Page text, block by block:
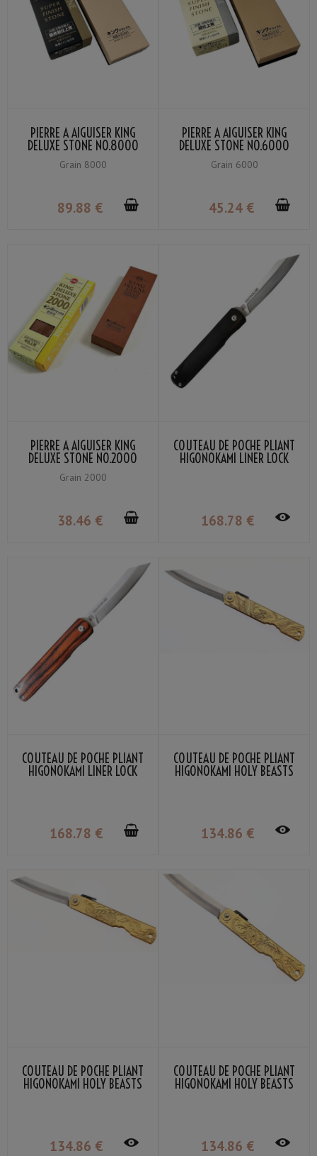
PIERRE À AIGUISER KING
DELUXE STONE NO.8000
GRAIN #8000 AVEC
SUPPORT
Grain 8000
89.88 €
PIERRE À AIGUISER KING
DELUXE STONE NO.6000
GRAIN #6000 AVEC
SUPPORT
Grain 6000
45.24 €
PIERRE À AIGUISER KING
DELUXE STONE NO.2000
GRAIN #2000
Grain 2000
38.46 €
COUTEAU DE POCHE PLIANT
HIGONOKAMI LINER LOCK
168.78 €
COUTEAU DE POCHE PLIANT
HIGONOKAMI LINER LOCK
168.78 €
COUTEAU DE POCHE PLIANT
HIGONOKAMI HOLY BEASTS
134.86 €
COUTEAU DE POCHE PLIANT
HIGONOKAMI HOLY BEASTS
134.86 €
COUTEAU DE POCHE PLIANT
HIGONOKAMI HOLY BEASTS
134.86 €